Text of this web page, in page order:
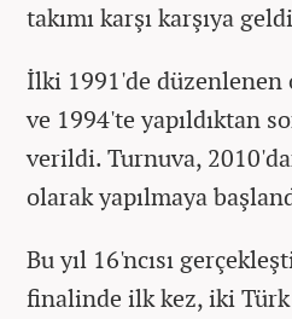
takımı karşı karşıya
İlki 1991'de düzenlenen
ve 1994'te yapıldıktan
verildi. Turnuva,
olarak yapılmaya
Bu yıl 16'ncısı
finalinde ilk kez, iki Türk